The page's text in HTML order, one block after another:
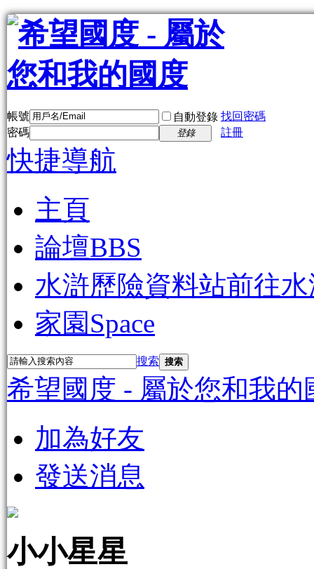
帳號 自動登錄 找回密碼
密碼
登錄 註冊
快捷導航
主頁
論壇BBS
水滸歷險資料站前往
家園Space
搜索 搜索
希望國度 - 屬於您和我的
加為好友
發送消息
小小星星